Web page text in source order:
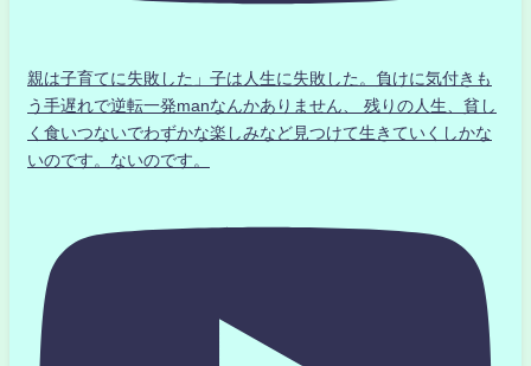
親は子育てに失敗した」子は人生に失敗した。負けに気付きも
う手遅れで逆転一発manなんかありません、 残りの人生、貧し
く食いつないでわずかな楽しみなど見つけて生きていくしかな
いのです。ないのです。